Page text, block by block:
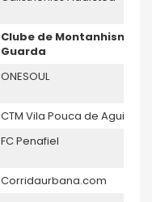
Clube de Montanhismo
Guarda
ONESOUL
CTM Vila Pouca de Aguiar
FC Penafiel
Corridaurbana.com